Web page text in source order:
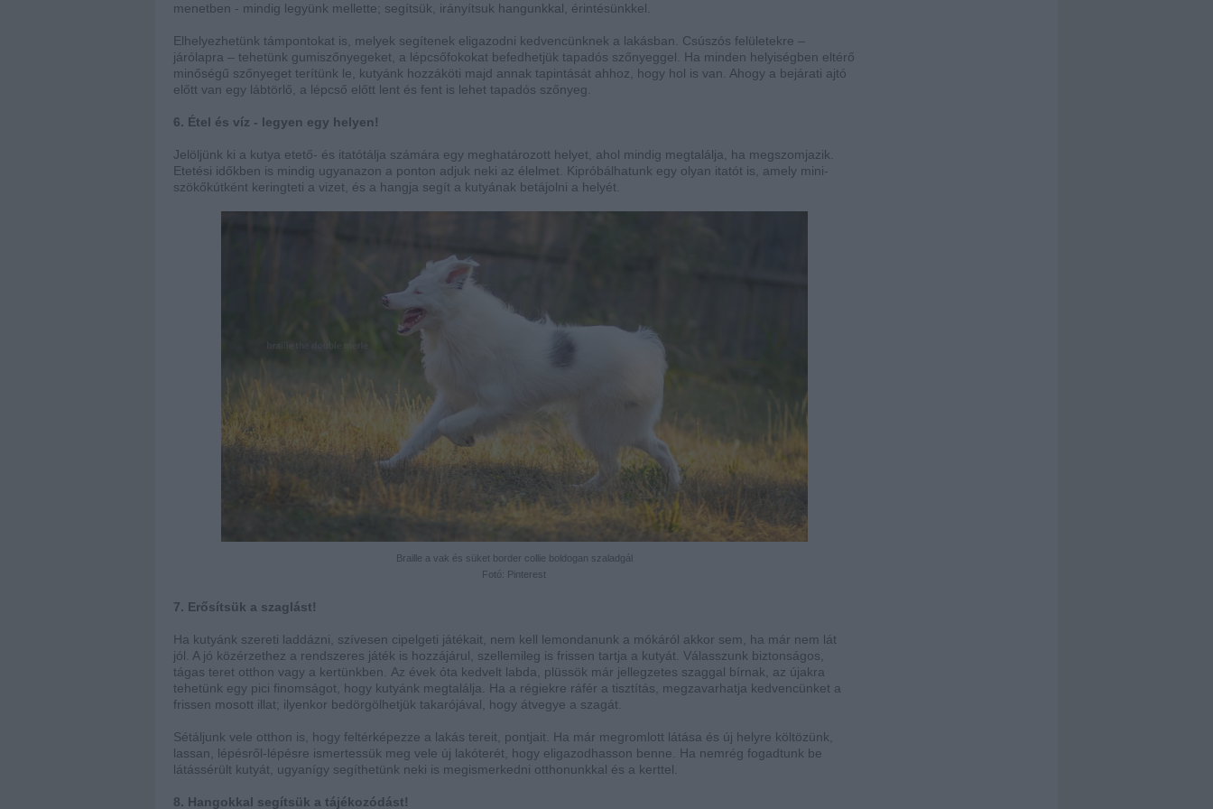
menetben - mindig legyünk mellette; segítsük, irányítsuk hangunkkal, érintésünkkel.
Elhelyezhetünk támpontokat is, melyek segítenek eligazodni kedvencünknek a lakásban. Csúszós felületekre –
járólapra – tehetünk gumiszőnyegeket, a lépcsőfokokat befedhetjük tapadós szőnyeggel. Ha minden helyiségben eltérő
minőségű szőnyeget terítünk le, kutyánk hozzáköti majd annak tapintását ahhoz, hogy hol is van. Ahogy a bejárati ajtó
előtt van egy lábtörlő, a lépcső előtt lent és fent is lehet tapadós szőnyeg.
6. Étel és víz - legyen egy helyen!
Jelöljünk ki a kutya etető- és itatótálja számára egy meghatározott helyet, ahol mindig megtalálja, ha megszomjazik.
Etetési időkben is mindig ugyanazon a ponton adjuk neki az élelmet. Kipróbálhatunk egy olyan itatót is, amely mini-
szökőkútként keringteti a vizet, és a hangja segít a kutyának betájolni a helyét.
Braille a vak és süket border collie boldogan szaladgál
Fotó: Pinterest
7. Erősítsük a szaglást!
Ha kutyánk szereti laddázni, szívesen cipelgeti játékait, nem kell lemondanunk a mókáról akkor sem, ha már nem lát
jól. A jó közérzethez a rendszeres játék is hozzájárul, szellemileg is frissen tartja a kutyát. Válasszunk biztonságos,
tágas teret otthon vagy a kertünkben. Az évek óta kedvelt labda, plüssök már jellegzetes szaggal bírnak, az újakra
tehetünk egy pici finomságot, hogy kutyánk megtalálja. Ha a régiekre ráfér a tisztítás, megzavarhatja kedvencünket a
frissen mosott illat; ilyenkor bedörgölhetjük takarójával, hogy átvegye a szagát.
Sétáljunk vele otthon is, hogy feltérképezze a lakás tereit, pontjait. Ha már megromlott látása és új helyre költözünk,
lassan, lépésről-lépésre ismertessük meg vele új lakóterét, hogy eligazodhasson benne. Ha nemrég fogadtunk be
látássérült kutyát, ugyanígy segíthetünk neki is megismerkedni otthonunkkal és a kerttel.
8. Hangokkal segítsük a tájékozódást!